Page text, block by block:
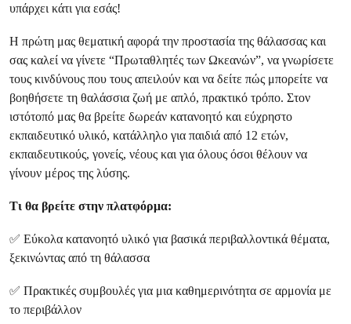
υπάρχει κάτι για εσάς!
Η πρώτη μας θεματική αφορά την προστασία της θάλασσας και
σας καλεί να γίνετε “Πρωταθλητές των Ωκεανών”, να γνωρίσετε
τους κινδύνους που τους απειλούν και να δείτε πώς μπορείτε να
βοηθήσετε τη θαλάσσια ζωή με απλό, πρακτικό τρόπο. Στον
ιστότοπό μας θα βρείτε δωρεάν κατανοητό και εύχρηστο
εκπαιδευτικό υλικό, κατάλληλο για παιδιά από 12 ετών,
εκπαιδευτικούς, γονείς, νέους και για όλους όσοι θέλουν να
γίνουν μέρος της λύσης.
Τι θα βρείτε στην πλατφόρμα:
✅ Εύκολα κατανοητό υλικό για βασικά περιβαλλοντικά θέματα,
ξεκινώντας από τη θάλασσα
✅ Πρακτικές συμβουλές για μια καθημερινότητα σε αρμονία με
το περιβάλλον